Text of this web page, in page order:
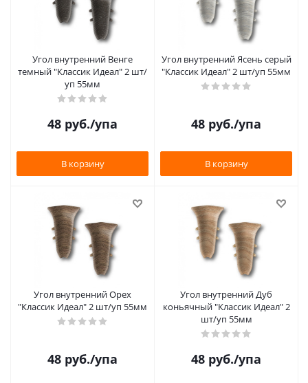
Угол внутренний Венге
темный "Классик Идеал" 2 шт/
уп 55мм
48 руб./упа
В корзину
Угол внутренний Ясень серый
"Классик Идеал" 2 шт/уп 55мм
48 руб./упа
В корзину
Угол внутренний Орех
"Классик Идеал" 2 шт/уп 55мм
48 руб./упа
Угол внутренний Дуб
коньячный "Классик Идеал" 2
шт/уп 55мм
48 руб./упа